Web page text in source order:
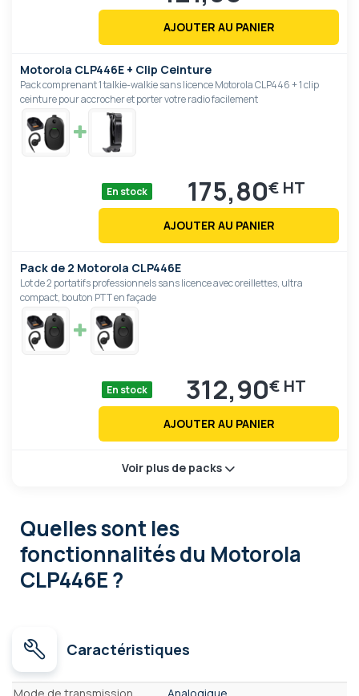
AJOUTER AU PANIER
Motorola CLP446E + Clip Ceinture
Pack comprenant 1 talkie-walkie sans licence Motorola CLP446 + 1 clip
ceinture pour accrocher et porter votre radio facilement
En stock 175,80€
AJOUTER AU PANIER
Pack de 2 Motorola CLP446E
Lot de 2 portatifs professionnels sans licence avec oreillettes, ultra
compact, bouton PTT en façade
En stock 312,90€
AJOUTER AU PANIER
Voir plus de packs
Quelles sont les
fonctionnalitésdu Motorola
CLP446E ?
Caractéristiques
Caractéristiques